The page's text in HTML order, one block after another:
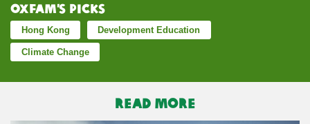
Oxfam’s Picks
Hong Kong Development Education
Climate Change
READ MORE